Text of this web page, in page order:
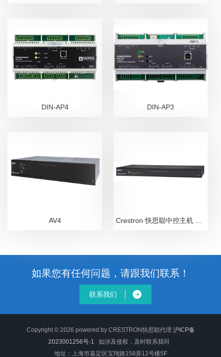
DIN-AP4 DIN-AP3
AV4
如果您有任何问题，请跟我们联系！
联系我们
Copyright © 2026 powered by CRESTRON快思聪代理 沪ICP备
2023001256号-1
如涉及侵权，及时联系我司
地址：上海市嘉定区宝翔路158弄12号楼5F